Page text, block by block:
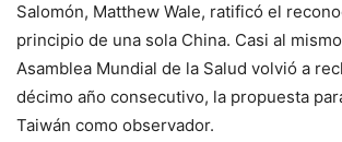
Salomón, Matthew Wale, ratificó el
principio de una sola China. Casi al
Asamblea Mundial de la Salud volvió a
décimo año consecutivo, la propuesta
Taiwán como observador.